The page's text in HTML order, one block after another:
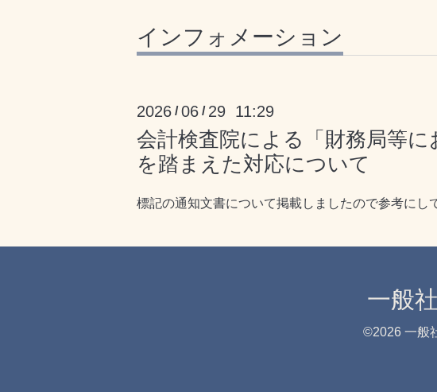
インフォメーション
2026 /06 / 29 11:29
会計検査院による「財務局等
を踏まえた対応について
標記の通知文書について掲載しましたので参考にし
一般
©2026 一般